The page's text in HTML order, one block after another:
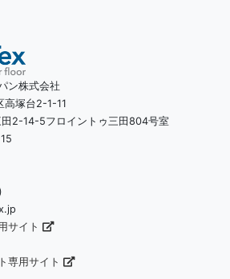
ン株式会社
高塚台2-1-11
2-14-5フロイントゥ三田804号室
サイト
専用サイト